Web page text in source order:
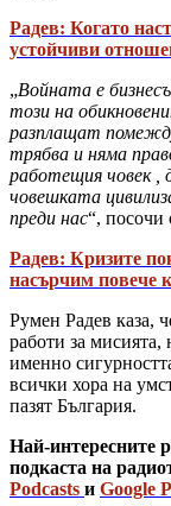
Радев: Когато
устойчиви
„Войната е
този на
разплащат
трябва и няма
работещия човек
човешката
преди нас“, посочи
Радев: Кризите
насърчим повече
Румен Радев каза,
работи за мисията,
именно
всички хора на
пазят България.
Най-интересните
подкаста на
Podcasts и Google